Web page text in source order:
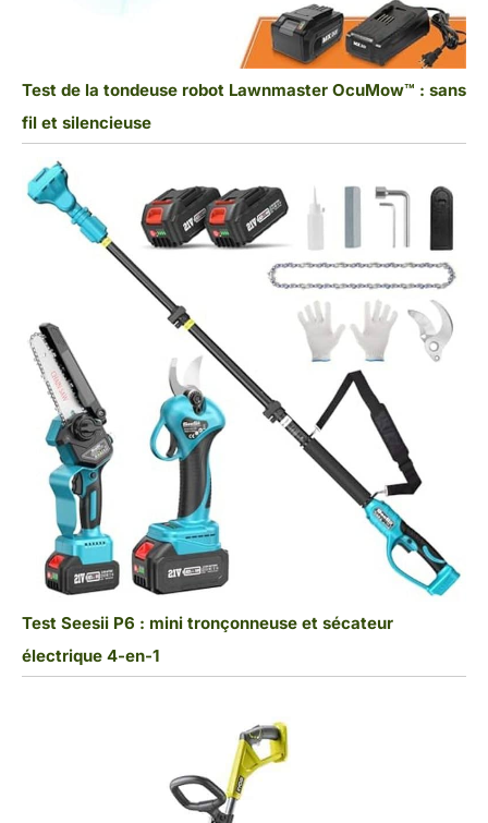
Test de la tondeuse robot Lawnmaster OcuMow™ : sans
fil et silencieuse
Test Seesii P6 : mini tronçonneuse et sécateur
électrique 4-en-1